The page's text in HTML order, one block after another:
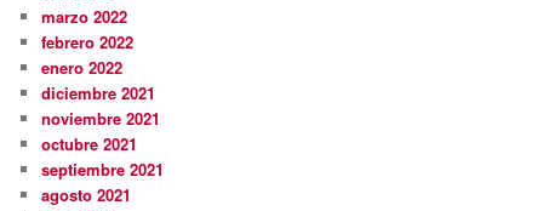
marzo 2022
febrero 2022
enero 2022
diciembre 2021
noviembre 2021
octubre 2021
septiembre 2021
agosto 2021